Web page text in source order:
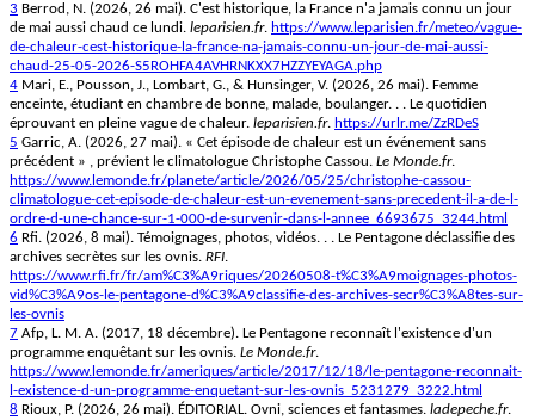
3 Berrod, N. (2026, 26 mai). C'est historique, la France n'a jamais connu un jour
de mai aussi chaud ce lundi. leparisien.fr. https://www.leparisien.fr/meteo/vague-
de-chaleur-cest-historique-la-france-na-jamais-connu-un-jour-de-mai-aussi-
chaud-25-05-2026-S5ROHFA4AVHRNKXX7HZZYEYAGA.php
4 Mari, E., Pousson, J., Lombart, G., & Hunsinger, V. (2026, 26 mai). Femme
enceinte, étudiant en chambre de bonne, malade, boulanger. . . Le quotidien
éprouvant en pleine vague de chaleur. leparisien.fr. https://urlr.me/ZzRDeS
5 Garric, A. (2026, 27 mai). « Cet épisode de chaleur est un événement sans
précédent » , prévient le climatologue Christophe Cassou. Le Monde.fr.
https://www.lemonde.fr/planete/article/2026/05/25/christophe-cassou-
climatologue-cet-episode-de-chaleur-est-un-evenement-sans-precedent-il-a-de-l-
ordre-d-une-chance-sur-1-000-de-survenir-dans-l-annee_6693675_3244.html
6 Rfi. (2026, 8 mai). Témoignages, photos, vidéos. . . Le Pentagone déclassifie des
archives secrètes sur les ovnis. RFI.
https://www.rfi.fr/fr/am%C3%A9riques/20260508-t%C3%A9moignages-photos-
vid%C3%A9os-le-pentagone-d%C3%A9classifie-des-archives-secr%C3%A8tes-sur-
les-ovnis
7 Afp, L. M. A. (2017, 18 décembre). Le Pentagone reconnaît l'existence d'un
programme enquêtant sur les ovnis. Le Monde.fr.
https://www.lemonde.fr/ameriques/article/2017/12/18/le-pentagone-reconnait-
l-existence-d-un-programme-enquetant-sur-les-ovnis_5231279_3222.html
8 Rioux, P. (2026, 26 mai). ÉDITORIAL. Ovni, sciences et fantasmes. ladepeche.fr.